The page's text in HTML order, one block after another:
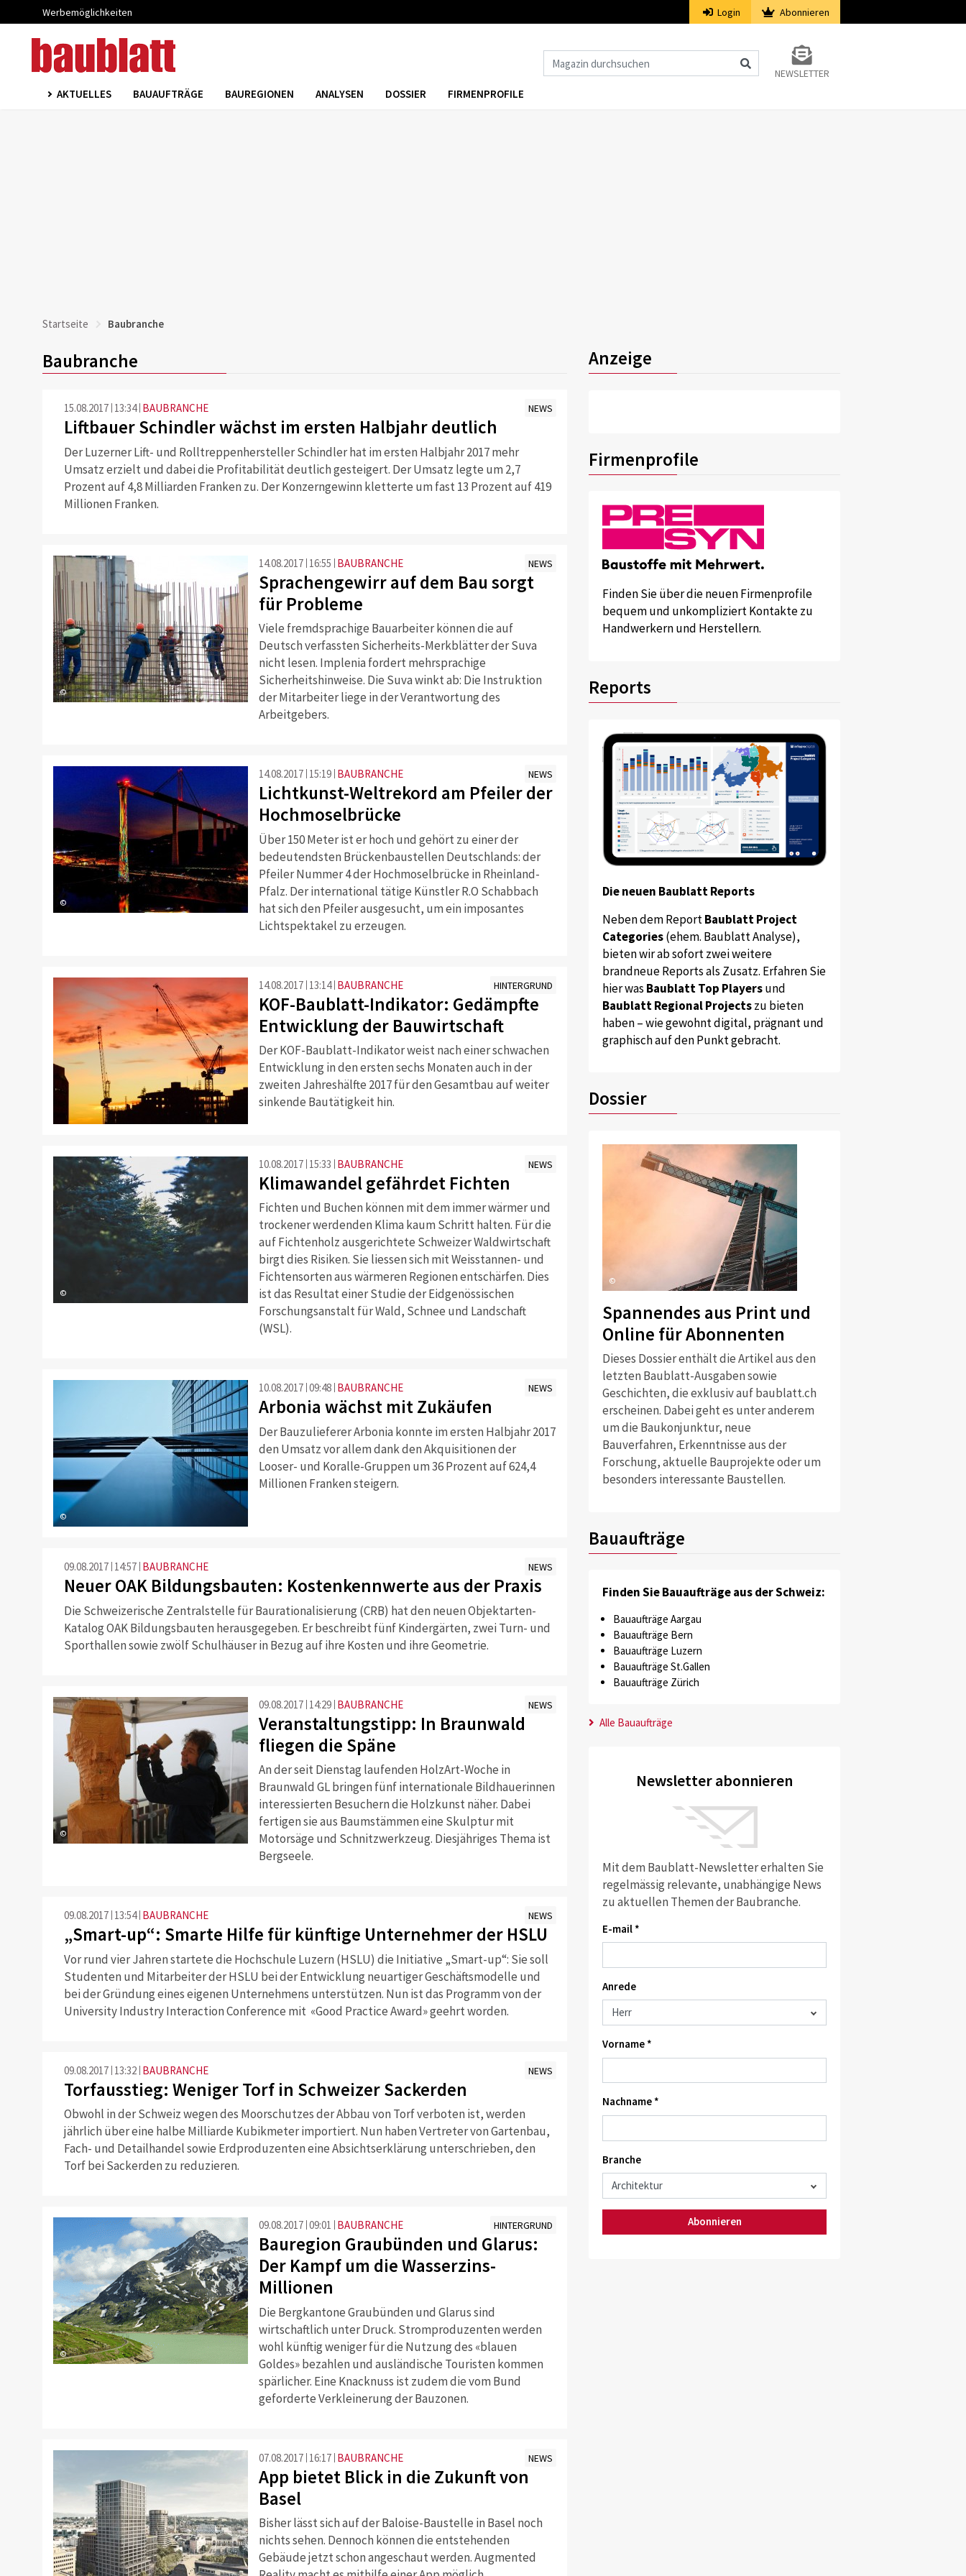
Werbemöglichkeiten Login Abonnieren
NEWSLETTER
AKTUELLES BAUAUFTRÄGE BAUREGIONEN ANALYSEN DOSSIER FIRMENPROFILE
Startseite Baubranche
Baubranche
15.08.2017 13:34 BAUBRANCHE NEWS
Liftbauer Schindler wächst im ersten Halbjahr deutlich
Der Luzerner Lift- und Rolltreppenhersteller Schindler hat im ersten Halbjahr 2017 mehr
Umsatz erzielt und dabei die Profitabilität deutlich gesteigert. Der Umsatz legte um 2,7
Prozent auf 4,8 Milliarden Franken zu. Der Konzerngewinn kletterte um fast 13 Prozent auf 419
Millionen Franken.
©
14.08.2017 16:55 BAUBRANCHE NEWS
Sprachengewirr auf dem Bau sorgt
für Probleme
Viele fremdsprachige Bauarbeiter können die auf
Deutsch verfassten Sicherheits-Merkblätter der Suva
nicht lesen. Implenia fordert mehrsprachige
Sicherheitshinweise. Die Suva winkt ab: Die Instruktion
der Mitarbeiter liege in der Verantwortung des
Arbeitgebers.
©
14.08.2017 15:19 BAUBRANCHE NEWS
Lichtkunst-Weltrekord am Pfeiler der
Hochmoselbrücke
Über 150 Meter ist er hoch und gehört zu einer der
bedeutendsten Brückenbaustellen Deutschlands: der
Pfeiler Nummer 4 der Hochmoselbrücke in Rheinland-
Pfalz. Der international tätige Künstler R.O Schabbach
hat sich den Pfeiler ausgesucht, um ein imposantes
Lichtspektakel zu erzeugen.
14.08.2017 13:14 BAUBRANCHE HINTERGRUND
KOF-Baublatt-Indikator: Gedämpfte
Entwicklung der Bauwirtschaft
Der KOF-Baublatt-Indikator weist nach einer schwachen
Entwicklung in den ersten sechs Monaten auch in der
zweiten Jahreshälfte 2017 für den Gesamtbau auf weiter
sinkende Bautätigkeit hin.
©
10.08.2017 15:33 BAUBRANCHE NEWS
Klimawandel gefährdet Fichten
Fichten und Buchen können mit dem immer wärmer und
trockener werdenden Klima kaum Schritt halten. Für die
auf Fichtenholz ausgerichtete Schweizer Waldwirtschaft
birgt dies Risiken. Sie liessen sich mit Weisstannen- und
Fichtensorten aus wärmeren Regionen entschärfen. Dies
ist das Resultat einer Studie der Eidgenössischen
Forschungsanstalt für Wald, Schnee und Landschaft
(WSL).
©
10.08.2017 09:48 BAUBRANCHE NEWS
Arbonia wächst mit Zukäufen
Der Bauzulieferer Arbonia konnte im ersten Halbjahr 2017
den Umsatz vor allem dank den Akquisitionen der
Looser- und Koralle-Gruppen um 36 Prozent auf 624,4
Millionen Franken steigern.
09.08.2017 14:57 BAUBRANCHE NEWS
Neuer OAK Bildungsbauten: Kostenkennwerte aus der Praxis
Die Schweizerische Zentralstelle für Baurationalisierung (CRB) hat den neuen Objektarten-
Katalog OAK Bildungsbauten herausgegeben. Er beschreibt fünf Kindergärten, zwei Turn- und
Sporthallen sowie zwölf Schulhäuser in Bezug auf ihre Kosten und ihre Geometrie.
©
09.08.2017 14:29 BAUBRANCHE NEWS
Veranstaltungstipp: In Braunwald
fliegen die Späne
An der seit Dienstag laufenden HolzArt-Woche in
Braunwald GL bringen fünf internationale Bildhauerinnen
interessierten Besuchern die Holzkunst näher. Dabei
fertigen sie aus Baumstämmen eine Skulptur mit
Motorsäge und Schnitzwerkzeug. Diesjähriges Thema ist
Bergseele.
09.08.2017 13:54 BAUBRANCHE NEWS
„Smart-up“: Smarte Hilfe für künftige Unternehmer der HSLU
Vor rund vier Jahren startete die Hochschule Luzern (HSLU) die Initiative „Smart-up“: Sie soll
Studenten und Mitarbeiter der HSLU bei der Entwicklung neuartiger Geschäftsmodelle und
bei der Gründung eines eigenen Unternehmens unterstützen. Nun ist das Programm von der
University Industry Interaction Conference mit «Good Practice Award» geehrt worden.
09.08.2017 13:32 BAUBRANCHE NEWS
Torfausstieg: Weniger Torf in Schweizer Sackerden
Obwohl in der Schweiz wegen des Moorschutzes der Abbau von Torf verboten ist, werden
jährlich über eine halbe Milliarde Kubikmeter importiert. Nun haben Vertreter von Gartenbau,
Fach- und Detailhandel sowie Erdproduzenten eine Absichtserklärung unterschrieben, den
Torf bei Sackerden zu reduzieren.
©
09.08.2017 09:01 BAUBRANCHE HINTERGRUND
Bauregion Graubünden und Glarus:
Der Kampf um die Wasserzins-
Millionen
Die Bergkantone Graubünden und Glarus sind
wirtschaftlich unter Druck. Stromproduzenten werden
wohl künftig weniger für die Nutzung des «blauen
Goldes» bezahlen und ausländische Touristen kommen
spärlicher. Eine Knacknuss ist zudem die vom Bund
geforderte Verkleinerung der Bauzonen.
07.08.2017 16:17 BAUBRANCHE NEWS
App bietet Blick in die Zukunft von
Basel
Bisher lässt sich auf der Baloise-Baustelle in Basel noch
nichts sehen. Dennoch können die entstehenden
Gebäude jetzt schon angeschaut werden. Augmented
Anzeige
Firmenprofile
Finden Sie über die neuen Firmenprofile
bequem und unkompliziert Kontakte zu
Handwerkern und Herstellern.
Reports
Die neuen Baublatt Reports
Neben dem ReportBaublatt Project
Categories(ehem. Baublatt Analyse),
bieten wir ab sofort zwei weitere
brandneue Reports als Zusatz. Erfahren Sie
hier was Baublatt Top Playersund
Baublatt Regional Projectszu bieten
haben – wie gewohnt digital, prägnant und
graphisch auf den Punkt gebracht.
Dossier
©
Spannendes aus Print und
Online für Abonnenten
Dieses Dossier enthält die Artikel aus den
letzten Baublatt-Ausgaben sowie
Geschichten, die exklusiv auf baublatt.ch
erscheinen. Dabei geht es unter anderem
um die Baukonjunktur, neue
Bauverfahren, Erkenntnisse aus der
Forschung, aktuelle Bauprojekte oder um
besonders interessante Baustellen.
Bauaufträge
Finden Sie Bauaufträge aus der Schweiz:
Bauaufträge Aargau
Bauaufträge Bern
Bauaufträge Luzern
Bauaufträge St.Gallen
Bauaufträge Zürich
Alle Bauaufträge
Newsletter abonnieren
Mit dem Baublatt-Newsletter erhalten Sie
regelmässig relevante, unabhängige News
zu aktuellen Themen der Baubranche.
E-mail *
Anrede
Vorname *
Nachname *
Branche
Abonnieren